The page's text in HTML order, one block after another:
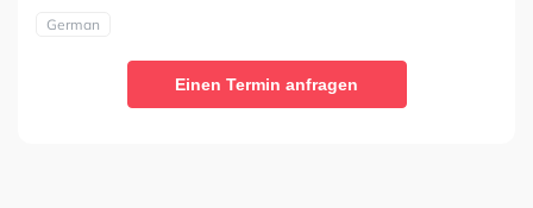
German
Einen Termin anfragen